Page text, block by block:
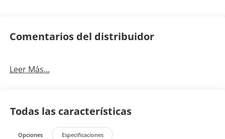
Comentarios del distribuidor
Leer Más...
Todas las características
Opciones Especificaciones